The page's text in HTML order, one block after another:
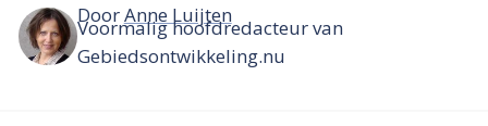
DoorAnne Luijten
Voormalig hoofdredacteur van
Gebiedsontwikkeling.nu